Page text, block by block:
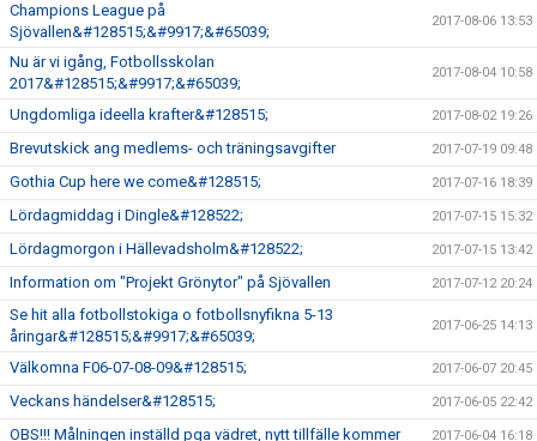
Champions League på
Sjövallen&#128515;&#9917;&#65039;
2017-08-06 13:53
Nu är vi igång, Fotbollsskolan
2017&#128515;&#9917;&#65039;
2017-08-04 10:58
Ungdomliga ideella krafter&#128515; 2017-08-02 19:26
Brevutskick ang medlems- och träningsavgifter 2017-07-19 09:48
Gothia Cup here we come&#128515; 2017-07-16 18:39
Lördagmiddag i Dingle&#128522; 2017-07-15 15:32
Lördagmorgon i Hällevadsholm&#128522; 2017-07-15 13:42
Information om "Projekt Grönytor" på Sjövallen 2017-07-12 20:24
Se hit alla fotbollstokiga o fotbollsnyfikna 5-13
åringar&#128515;&#9917;&#65039;
2017-06-25 14:13
Välkomna F06-07-08-09&#128515; 2017-06-07 20:45
Veckans händelser&#128515; 2017-06-05 22:42
OBS!!! Målningen inställd pga vädret, nytt tillfälle kommer 2017-06-04 16:18